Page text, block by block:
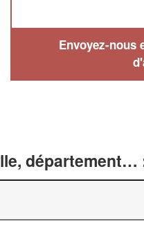
Envoyez-nous
département…